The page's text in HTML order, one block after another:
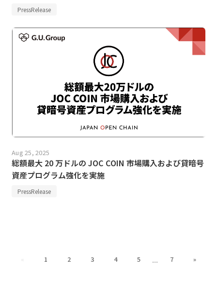
PressRelease
Aug 25, 2025
総額最大 20 万ドルの JOC COIN 市場購入および貸暗号
資産プログラム強化を実施
PressRelease
« 1 2 3 4 5 ... 7 »